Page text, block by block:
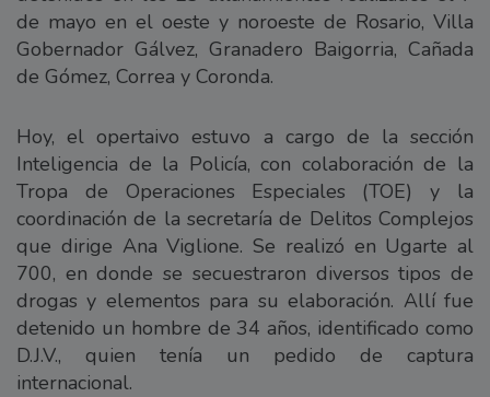
de mayo en el oeste y noroeste de Rosario, Villa
Gobernador Gálvez, Granadero Baigorria, Cañada
de Gómez, Correa y Coronda.
Hoy, el opertaivo estuvo a cargo de la sección
Inteligencia de la Policía, con colaboración de la
Tropa de Operaciones Especiales (TOE) y la
coordinación de la secretaría de Delitos Complejos
que dirige Ana Viglione. Se realizó en Ugarte al
700, en donde se secuestraron diversos tipos de
drogas y elementos para su elaboración. Allí fue
detenido un hombre de 34 años, identificado como
D.J.V., quien tenía un pedido de captura
internacional.